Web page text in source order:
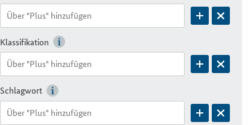
Klassifikation
Schlagwort